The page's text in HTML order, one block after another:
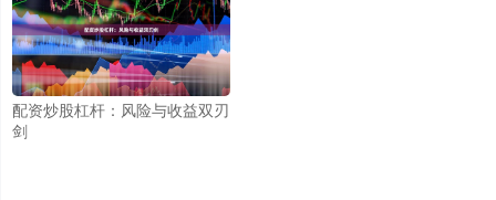
配资炒股杠杆：风险与收益双刃
剑